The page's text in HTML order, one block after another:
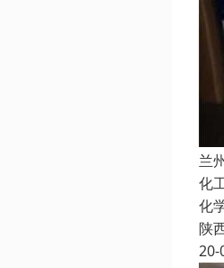
兰
化
化
陕
20-